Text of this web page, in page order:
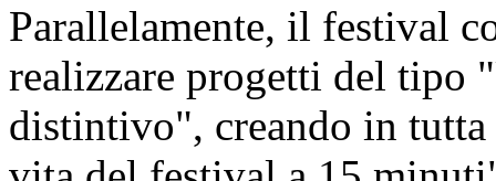
Parallelamente, il festival
realizzare progetti del tipo
distintivo", creando in